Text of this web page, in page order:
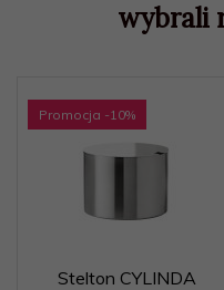
wybrali
Promocja -10%
Stelton CYLINDA